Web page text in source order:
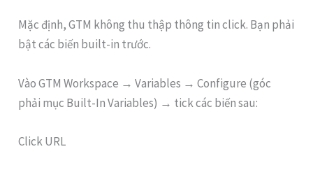
Mặc định, GTM không thu thập thông tin click. Bạn phải
bật các biến built-in trước.
Vào GTM Workspace → Variables → Configure (góc
phải mục Built-In Variables) → tick các biến sau:
Click URL